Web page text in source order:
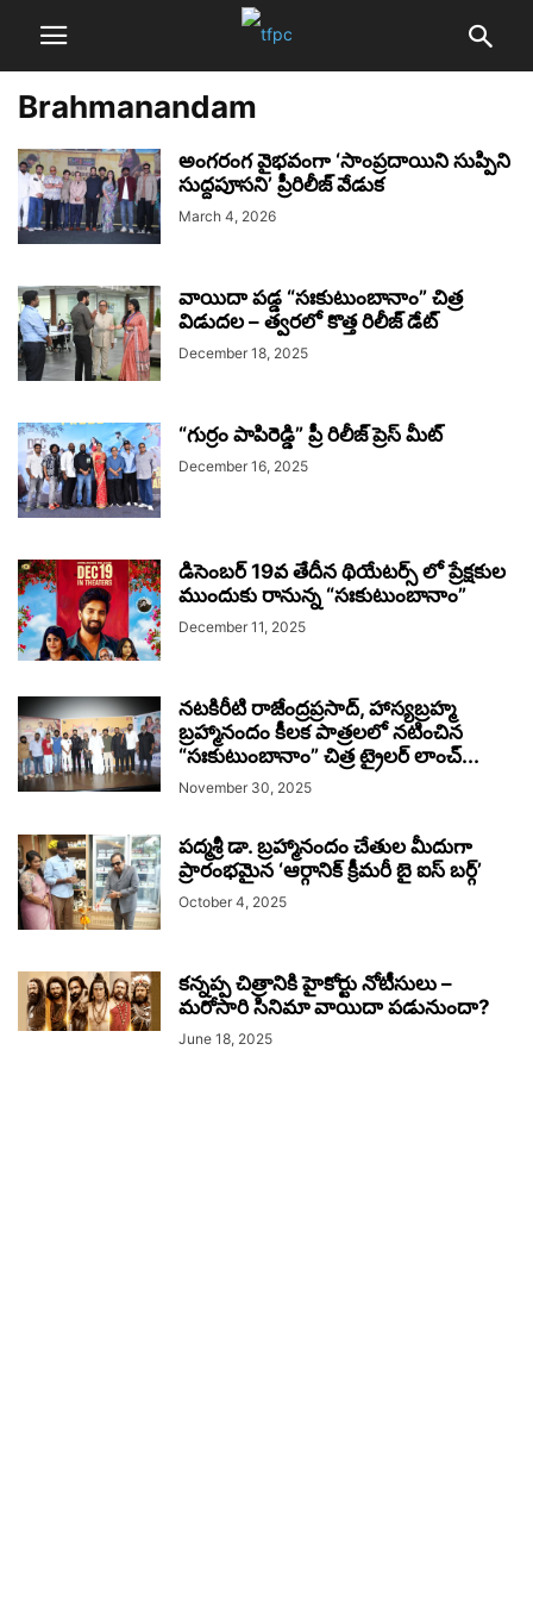
Brahmanandam
అంగరంగ వైభవంగా ‘సాంప్రదాయిని సుప్పిని
సుద్దపూసని’ ప్రీరిలీజ్‌ వేడుక
March 4, 2026
వాయిదా పడ్డ “సఃకుటుంబానాం” చిత్ర
విడుదల – త్వరలో కొత్త రిలీజ్ డేట్
December 18, 2025
“గుర్రం పాపిరెడ్డి” ప్రీ రిలీజ్ ప్రెస్ మీట్
December 16, 2025
డిసెంబర్ 19వ తేదీన థియేటర్స్ లో ప్రేక్షకుల
ముందుకు రానున్న “సఃకుటుంబానాం”
December 11, 2025
నటకిరీటి రాజేంద్రప్రసాద్, హాస్యబ్రహ్మ
బ్రహ్మానందం కీలక పాత్రలలో నటించిన
“సఃకుటుంబానాం” చిత్ర ట్రైలర్ లాంచ్...
November 30, 2025
పద్మశ్రీ డా. బ్రహ్మానందం చేతుల మీదుగా
ప్రారంభమైన ‘ఆర్గానిక్ క్రీమరీ బై ఐస్ బర్గ్’
October 4, 2025
కన్నప్ప చిత్రానికి హైకోర్టు నోటీసులు –
మరోసారి సినిమా వాయిదా పడునుందా?
June 18, 2025